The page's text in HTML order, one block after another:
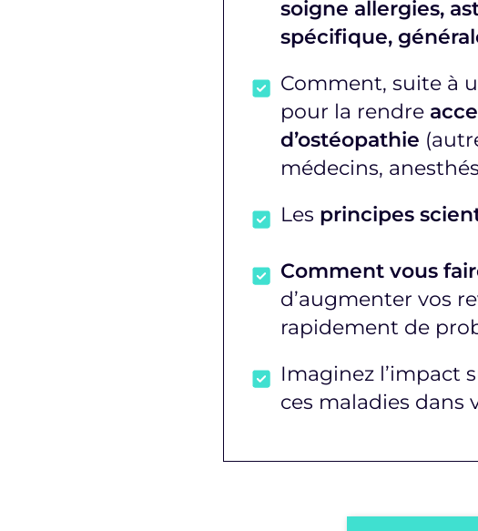
soigne allergies,
spécifique,
Comment, suite à
pour la rendre
d’ostéopathie
médecins,
Les principes
Comment vous
d’augmenter vos
rapidement de
Imaginez l’impact
ces maladies dans